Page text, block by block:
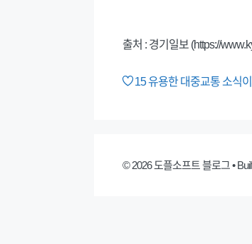
출처 : 경기일보 (https://
15유용한 대중교통 소식
© 2026 도플소프트 블로그•